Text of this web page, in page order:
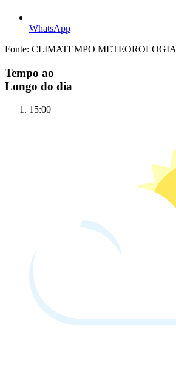
WhatsApp
Fonte: CLIMATEMPO METEOROLOGIA
Tempo ao
Longo do dia
15:00